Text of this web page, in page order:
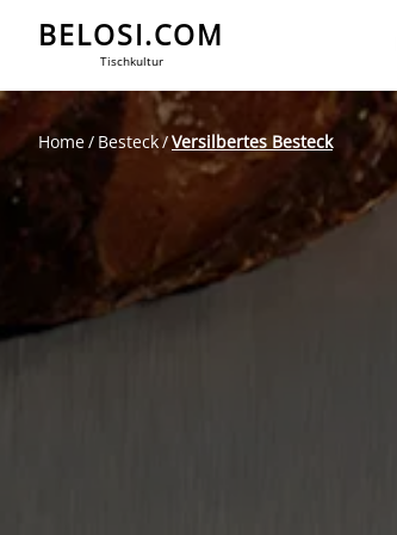
BELOSI.COM
Tischkultur
Home Besteck Versilbertes Besteck